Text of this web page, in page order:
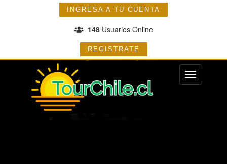
INGRESA A TU CUENTA
148Usuarios Online
REGISTRATE
Menu